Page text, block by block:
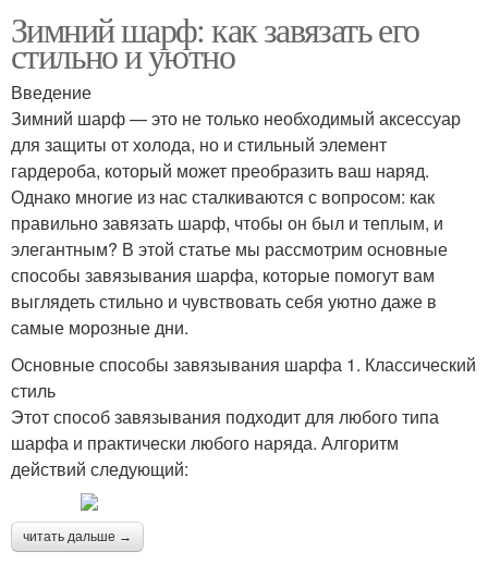
Зимний шарф: как завязать его
стильно и уютно
Введение
Зимний шарф — это не только необходимый аксессуар
для защиты от холода, но и стильный элемент
гардероба, который может преобразить ваш наряд.
Однако многие из нас сталкиваются с вопросом: как
правильно завязать шарф, чтобы он был и теплым, и
элегантным? В этой статье мы рассмотрим основные
способы завязывания шарфа, которые помогут вам
выглядеть стильно и чувствовать себя уютно даже в
самые морозные дни.
Основные способы завязывания шарфа 1. Классический
стиль
Этот способ завязывания подходит для любого типа
шарфа и практически любого наряда. Алгоритм
действий следующий:
читать дальше →